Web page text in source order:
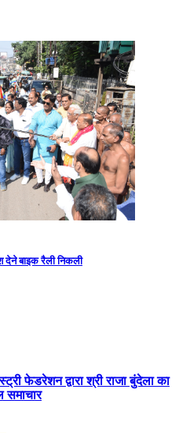
देने बाइक रैली निकली
फेडरेशन द्वारा श्री राजा बुंदेला का
समाचार